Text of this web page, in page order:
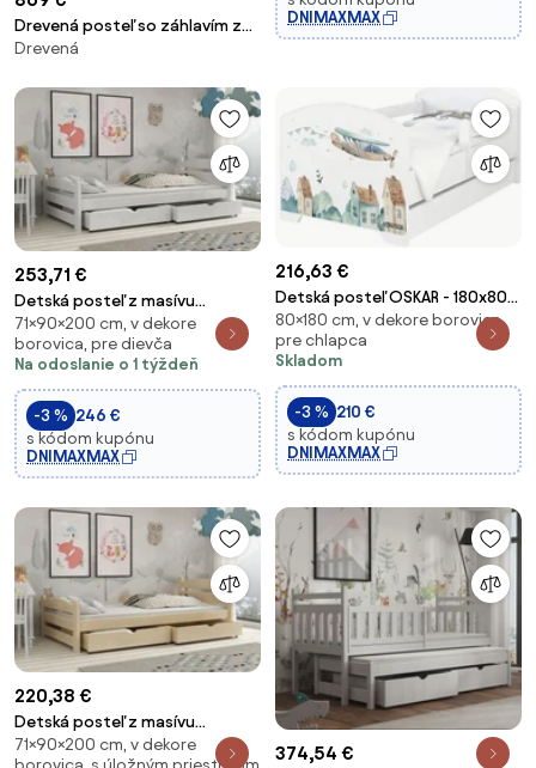
Drevená posteľ so záhlavím z
viedenského výpletu Jones
Drevená
DNIMAXMAX
253,71 €
Detská posteľ z masívu
borovice MAX so šuplíkmi -
200x90 cm - BIELA
71×90×200 cm, v dekore
borovica, pre dievča
Na odoslanie o 1 týždeň
-3 % 246 €
s kódom kupónu
DNIMAXMAX
216,63 €
Detská posteľ OSKAR - 180x80
cm - DO NEBES - biela
80×180 cm, v dekore borovica,
pre chlapca
Skladom
-3 % 210 €
s kódom kupónu
DNIMAXMAX
220,38 €
Detská posteľ z masívu
borovice MAX so šuplíkmi -
71×90×200 cm, v dekore
374,54 €